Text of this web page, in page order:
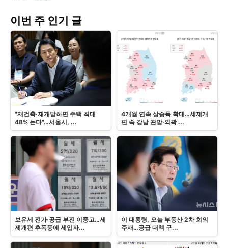
이번 주 인기 글
"재건축·재개발하면 주택 최대
48% 는다"…서울시, ...
4개월 연속 상승폭 확대…세제개
편 속 강남 관망·외곽 ...
보유세 전가·공급 부진 이중고…세
제개편 후폭풍에 세입자...
이 대통령, 오늘 부동산 2차 회의
주재…공급 대책 구...